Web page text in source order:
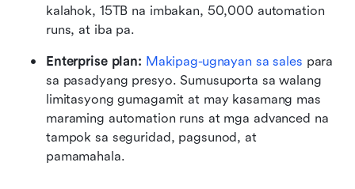
kalahok, 15TB na imbakan, 50,000 automation
runs, at iba pa.
Enterprise plan: Makipag-ugnayan sa sales para
sa pasadyang presyo. Sumusuporta sa walang
limitasyong gumagamit at may kasamang mas
maraming automation runs at mga advanced na
tampok sa seguridad, pagsunod, at
pamamahala.